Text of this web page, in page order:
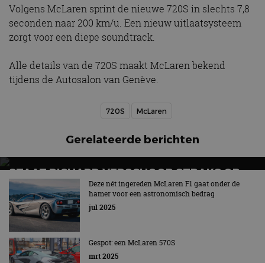
Volgens McLaren sprint de nieuwe 720S in slechts 7,8
seconden naar 200 km/u. Een nieuw uitlaatsysteem
zorgt voor een diepe soundtrack.
Alle details van de 720S maakt McLaren bekend
tijdens de Autosalon van Genève.
720S McLaren
Gerelateerde berichten
STAAT RICHARD VERSCHOOR STRAKS OP
HET F1-PODIUM?
Officieel onderdeel van McLaren
Deze nét ingereden McLaren F1 gaat onder de
hamer voor een astronomisch bedrag
jul 2025
Gespot: een McLaren 570S
mrt 2025